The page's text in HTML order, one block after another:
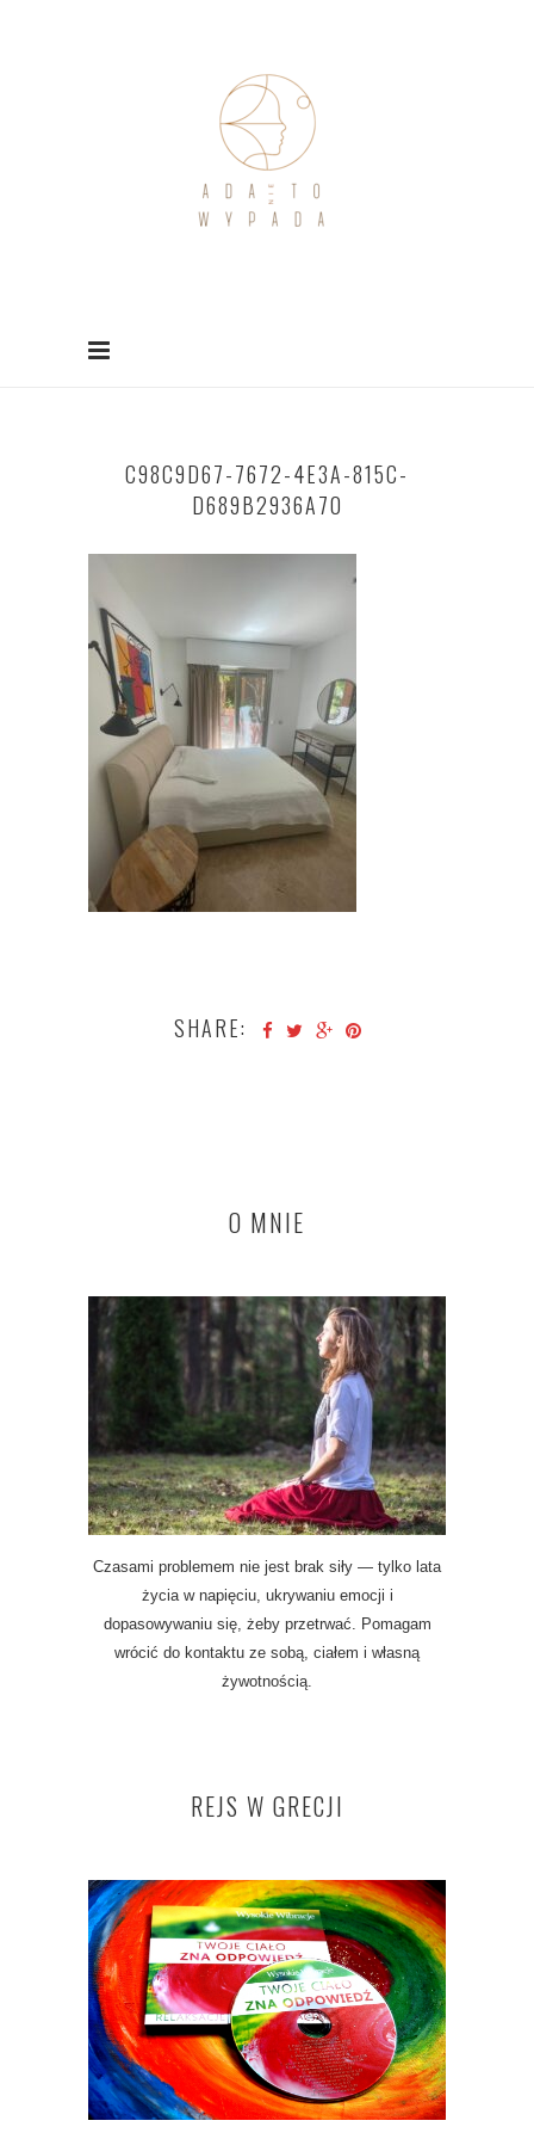
C98C9D67-7672-4E3A-815C-
D689B2936A70
SHARE:
O MNIE
Czasami problemem nie jest brak siły — tylko lata
życia w napięciu, ukrywaniu emocji i
dopasowywaniu się, żeby przetrwać. Pomagam
wrócić do kontaktu ze sobą, ciałem i własną
żywotnością.
REJS W GRECJI